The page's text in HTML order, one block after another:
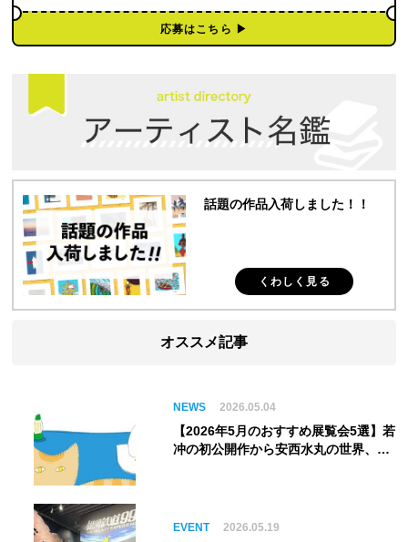
応募はこちら ▶︎
話題の作品入荷しました！！
くわしく見る
オススメ記事
NEWS 2026.05.04
【2026年5月のおすすめ展覧会5選】若
冲の初公開作から安西水丸の世界、そ
EVENT 2026.05.19